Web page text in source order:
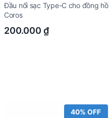
Đầu nối sạc Type-C cho đồng hồ
Coros
200.000 ₫
40% OFF